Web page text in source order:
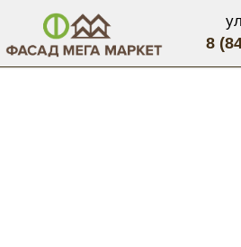
8 (8442) 60-69-65
ул. Козловская,
40А